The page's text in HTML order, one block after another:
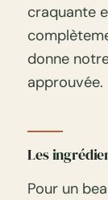
craquante
donne
approuvée.
Les
Pour un